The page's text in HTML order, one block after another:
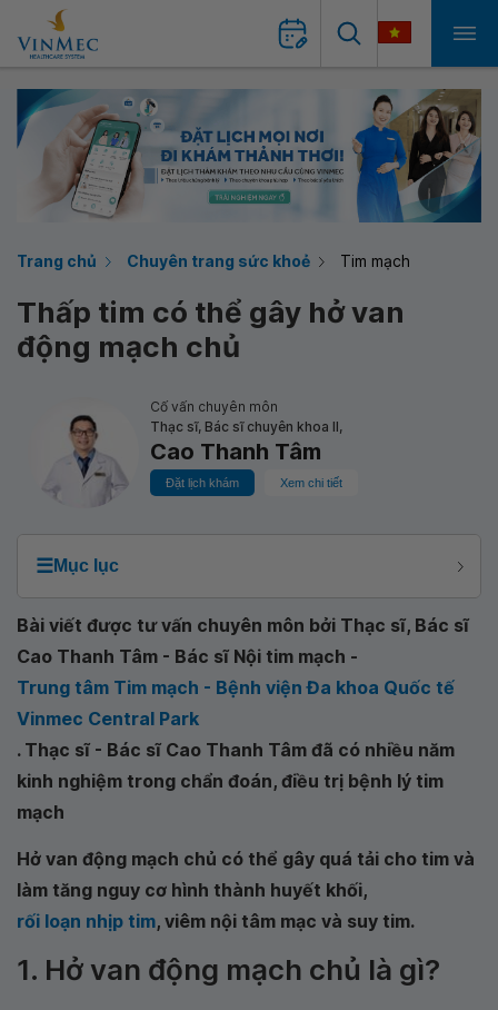
Trang chủ Chuyên trang sức khoẻ Tim mạch
Thấp tim có thể gây hở van
động mạch chủ
Cố vấn chuyên môn
Thạc sĩ, Bác sĩ chuyên khoa II,
Cao Thanh Tâm
Đặt lịch khám Xem chi tiết
☰Mục lục
Bài viết được tư vấn chuyên môn bởi Thạc sĩ, Bác sĩ
Cao Thanh Tâm - Bác sĩ Nội tim mạch -
Trung tâm Tim mạch - Bệnh viện Đa khoa Quốc tế
Vinmec Central Park
. Thạc sĩ - Bác sĩ Cao Thanh Tâm đã có nhiều năm
kinh nghiệm trong chẩn đoán, điều trị bệnh lý tim
mạch
Hở van động mạch chủ có thể gây quá tải cho tim và
làm tăng nguy cơ hình thành huyết khối,
rối loạn nhịp tim , viêm nội tâm mạc và suy tim.
1. Hở van động mạch chủ là gì?